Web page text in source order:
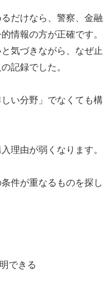
だけなら、警察、金融
情報の方が正確です。
気づきながら、なぜ止
記録でした。
い分野」でなくても構
理由が弱くなります。
件が重なるものを探し
できる